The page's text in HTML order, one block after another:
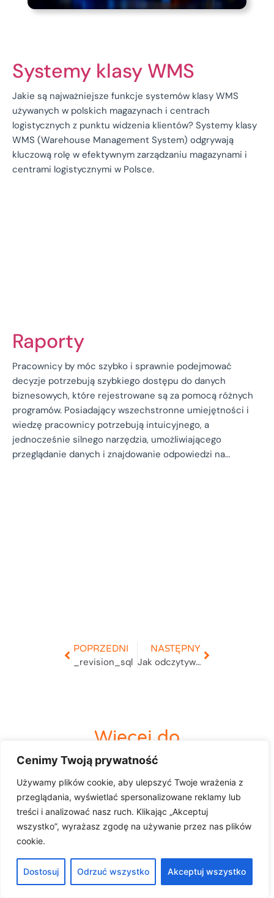
Cenimy Twoją prywatność
Używamy plików cookie, aby ulepszyć Twoje wrażenia z
przeglądania, wyświetlać spersonalizowane reklamy lub
treści i analizować nasz ruch. Klikając „Akceptuj
wszystko”, wyrażasz zgodę na używanie przez nas plików
cookie.
Dostosuj Odrzuć wszystko Akceptuj wszystko
Systemy klasy WMS
Jakie są najważniejsze funkcje systemów klasy WMS
używanych w polskich magazynach i centrach
logistycznych z punktu widzenia klientów? Systemy klasy
WMS (Warehouse Management System) odgrywają
kluczową rolę w efektywnym zarządzaniu magazynami i
centrami logistycznymi w Polsce.
Raporty
Pracownicy by móc szybko i sprawnie podejmować
decyzje potrzebują szybkiego dostępu do danych
biznesowych, które rejestrowane są za pomocą różnych
programów. Posiadający wszechstronne umiejętności i
wiedzę pracownicy potrzebują intuicyjnego, a
jednocześnie silnego narzędzia, umożliwiającego
przeglądanie danych i znajdowanie odpowiedzi na…
POPRZEDNI
_revision_sql
NASTĘPNY
Jak odczytywać i wykonywać funkcje w systemie SAP?
Więcej do
odkrycia